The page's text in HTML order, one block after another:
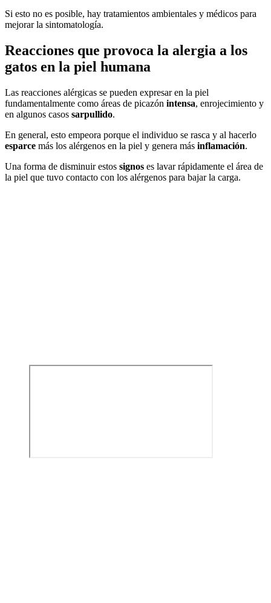
Si esto no es posible, hay tratamientos ambientales y médicos para
mejorar la sintomatología.
Reacciones que provoca la alergia a los
gatos en la piel humana
Las reacciones alérgicas se pueden expresar en la piel
fundamentalmente como áreas de picazón intensa, enrojecimiento y
en algunos casos sarpullido.
En general, esto empeora porque el individuo se rasca y al hacerlo
esparce más los alérgenos en la piel y genera más inflamación.
Una forma de disminuir estos signos es lavar rápidamente el área de
la piel que tuvo contacto con los alérgenos para bajar la carga.